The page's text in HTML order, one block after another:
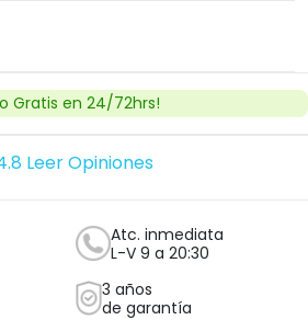
Gratis en 24/72hrs!
Leer Opiniones
Atc. inmediata
L-V 9 a 20:30
3 años
de garantía